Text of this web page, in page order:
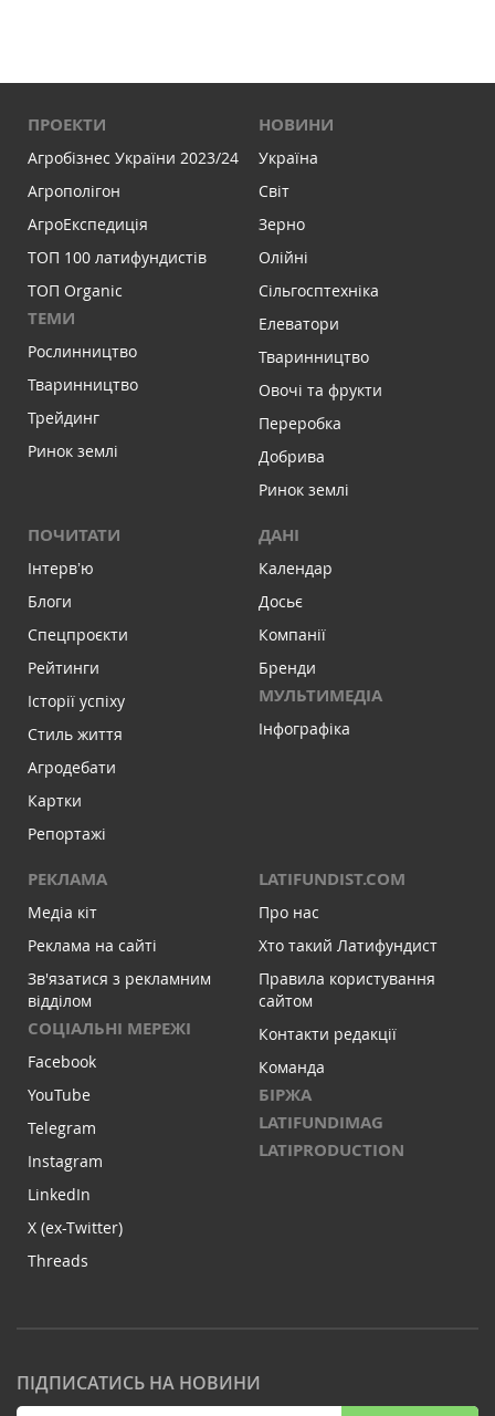
ПРОЕКТИ
Агробізнес України 2023/24
Агрополігон
АгроЕкспедиція
ТОП 100 латифундистів
ТОП Organic
ТЕМИ
Рослинництво
Тваринництво
Трейдинг
Ринок землі
НОВИНИ
Україна
Світ
Зерно
Олійні
Сільгосптехніка
Елеватори
Тваринництво
Овочі та фрукти
Переробка
Добрива
Ринок землі
ПОЧИТАТИ
Інтервʼю
Блоги
Спецпроєкти
Рейтинги
Історії успіху
Стиль життя
Агродебати
Картки
Репортажі
ДАНІ
Календар
Досьє
Компанії
Бренди
МУЛЬТИМЕДІА
Інфографіка
РЕКЛАМА
Медіа кіт
Реклама на сайті
Зв'язатися з рекламним
відділом
СОЦІАЛЬНІ МЕРЕЖІ
Facebook
YouTube
Telegram
Instagram
LinkedIn
X (ex-Twitter)
Threads
LATIFUNDIST.COM
Про нас
Хто такий Латифундист
Правила користування
сайтом
Контакти редакції
Команда
БІРЖА
LATIFUNDIMAG
LATIPRODUCTION
ПІДПИСАТИСЬ НА НОВИНИ